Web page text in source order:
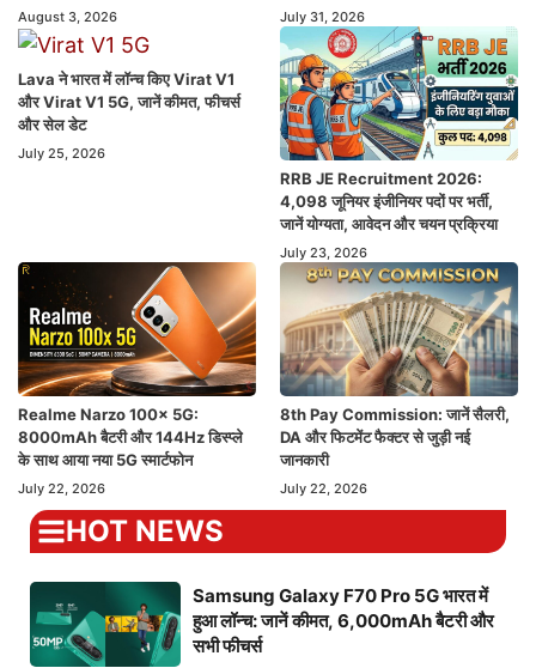
August 3, 2026 July 31, 2026
Lava ने भारत में लॉन्च किए Virat V1
और Virat V1 5G, जानें कीमत, फीचर्स
और सेल डेट
July 25, 2026
RRB JE Recruitment 2026:
4,098 जूनियर इंजीनियर पदों पर भर्ती,
जानें योग्यता, आवेदन और चयन प्रक्रिया
July 23, 2026
Realme Narzo 100x 5G:
8000mAh बैटरी और 144Hz डिस्प्ले
के साथ आया नया 5G स्मार्टफोन
July 22, 2026
8th Pay Commission: जानें सैलरी,
DA और फिटमेंट फैक्टर से जुड़ी नई
जानकारी
July 22, 2026
HOT NEWS
Samsung Galaxy F70 Pro 5G भारत में
हुआ लॉन्च: जानें कीमत, 6,000mAh बैटरी और
सभी फीचर्स